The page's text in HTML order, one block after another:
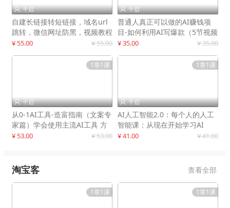
 千启
自建长链接转短链接，域名url
跳转，微信网址防黑，视频教程
手把手教你
¥ 55.00 ¥ 55.00
 千启
普通人真正可以做的AI赚钱项
目-如何利用AI写爆款（5节视频
课）
¥ 35.00 ¥ 35.00
1章1课
 千启
从0-1AI工具-造富指南（文案专
家篇）学会使用主流AI工具 方
法和心法的融合
¥ 53.00 ¥ 53.00
1章1课
 千启
AI人工智能2.0：每个人的人工
智能课：从现在开始学习AI
¥ 41.00 ¥ 41.00
淘宝客 查看全部
1章1课 1章1课